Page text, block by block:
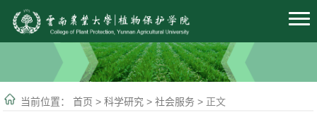
当前位置： 首页 > 科学研究 > 社会服务 > 正文